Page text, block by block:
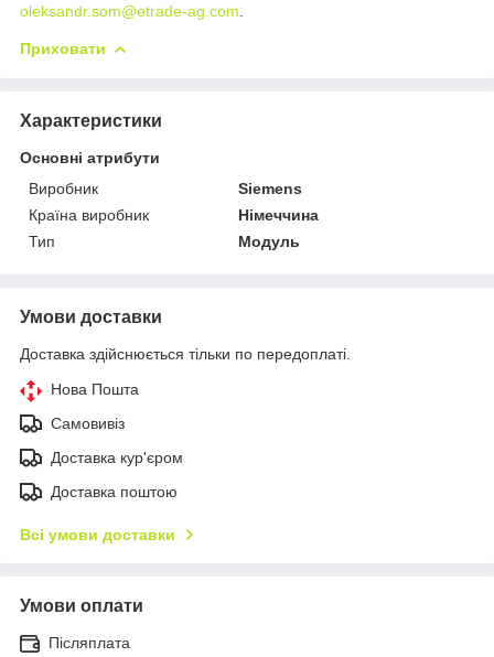
oleksandr.som@etrade-ag.com
Приховати
Характеристики
Основні атрибути
Виробник
Siemens
Країна виробник
Німеччина
Тип
Модуль
Умови доставки
Доставка здійснюється тільки по передоплаті.
Нова Пошта
Самовивіз
Доставка кур'єром
Доставка поштою
Всі умови доставки
Умови оплати
Післяплата